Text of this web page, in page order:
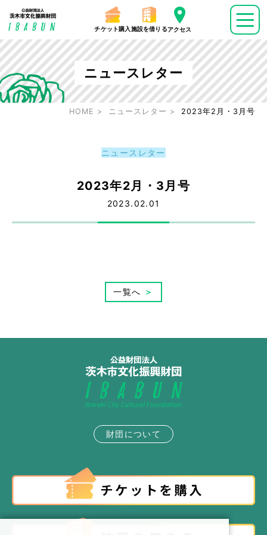
チケット購入 施設を借りるアクセス
ニュースレター
HOME ニュースレター 2023年2月・3月号
ニュースレター
2023年2月・3月号
2023.02.01
一覧へ ＞
財団について